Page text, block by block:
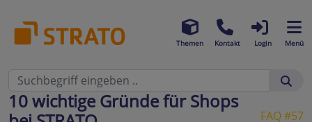
Themen Kontakt Login Menü
FAQ #57
10 wichtige Gründe für Shops